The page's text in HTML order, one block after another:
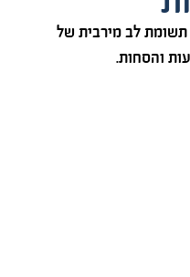
תשומת לב מירבית של
והסחות.